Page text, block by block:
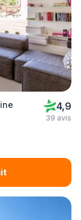
4,9
39 avis